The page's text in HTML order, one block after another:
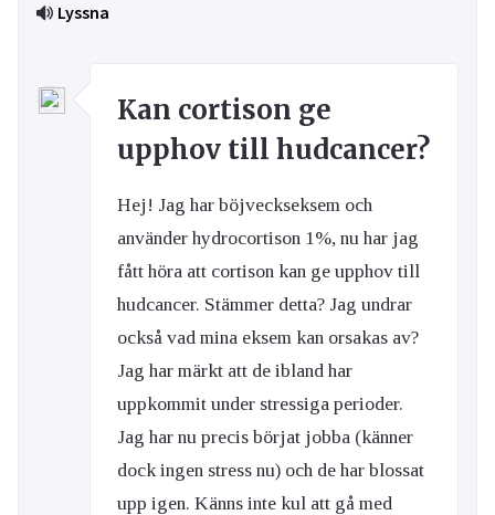
Lyssna
Kan cortison ge
upphov till hudcancer?
Hej! Jag har böjveckseksem och
använder hydrocortison 1%, nu har jag
fått höra att cortison kan ge upphov till
hudcancer. Stämmer detta? Jag undrar
också vad mina eksem kan orsakas av?
Jag har märkt att de ibland har
uppkommit under stressiga perioder.
Jag har nu precis börjat jobba (känner
dock ingen stress nu) och de har blossat
upp igen. Känns inte kul att gå med